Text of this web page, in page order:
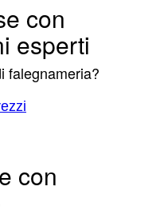
con
esperti
falegnameria?
con